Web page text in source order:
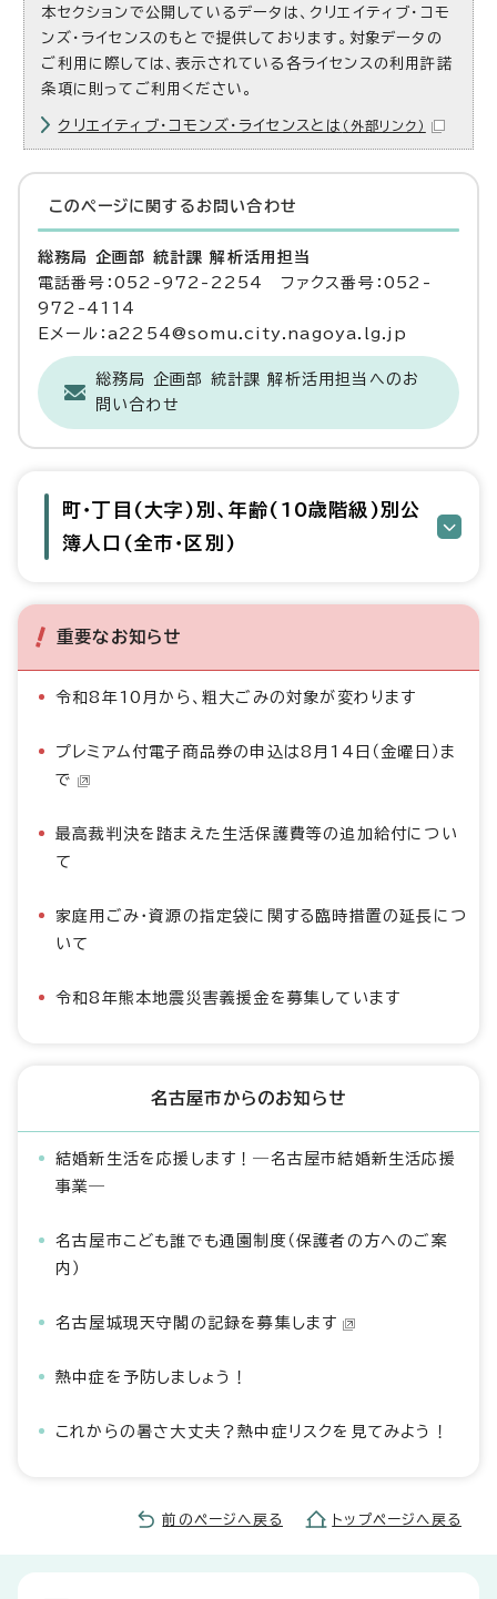
本セクションで公開しているデータは、クリエイティブ・コモ
ンズ・ライセンスのもとで提供しております。対象データの
ご利用に際しては、表示されている各ライセンスの利用許諾
条項に則ってご利用ください。
クリエイティブ・コモンズ・ライセンスとは （外部リンク）
このページに関する お問い合わせ
総務局 企画部 統計課 解析活用担当
電話番号：052-972-2254 ファクス番号：052-
972-4114
Eメール：a2254@somu.city.nagoya.lg.jp
総務局 企画部 統計課 解析活用担当へのお
問い合わせ
町・丁目(大字)別、年齢(10歳階級)別公
簿人口(全市・区別)
重要なお知らせ
令和8年10月から、粗大ごみの対象が変わります
プレミアム付電子商品券の申込は8月14日（金曜日）ま
で
最高裁判決を踏まえた生活保護費等の追加給付につい
て
家庭用ごみ・資源の指定袋に関する臨時措置の延長につ
いて
令和8年熊本地震災害義援金を募集しています
名古屋市からのお知らせ
結婚新生活を応援します！―名古屋市結婚新生活応援
事業―
名古屋市こども誰でも通園制度（保護者の方へのご案
内）
名古屋城現天守閣の記録を募集します
熱中症を予防しましょう！
これからの暑さ大丈夫？熱中症リスクを見てみよう！
前のページへ戻る トップページへ戻る